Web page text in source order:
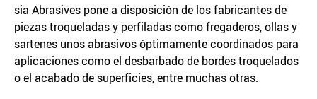
sia Abrasives pone a disposición de los fabricantes de
piezas troqueladas y perfiladas como fregaderos, ollas y
sartenes unos abrasivos óptimamente coordinados para
aplicaciones como el desbarbado de bordes troquelados
o el acabado de superficies, entre muchas otras.